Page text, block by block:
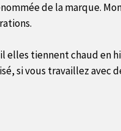
de la marque.
elles tiennent chaud en
si vous travaillez